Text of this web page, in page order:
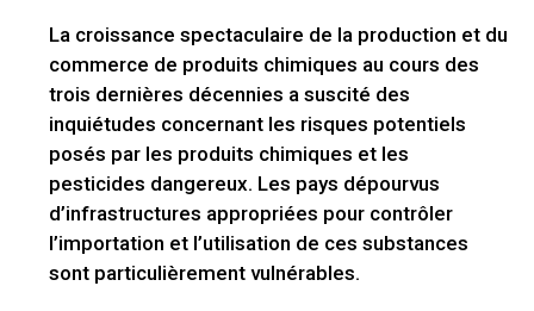
La croissance spectaculaire de la production et du
commerce de produits chimiques au cours des
trois dernières décennies a suscité des
inquiétudes concernant les risques potentiels
posés par les produits chimiques et les
pesticides dangereux. Les pays dépourvus
d’infrastructures appropriées pour contrôler
l’importation et l’utilisation de ces substances
sont particulièrement vulnérables.